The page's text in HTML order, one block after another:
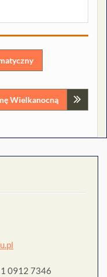
Wielkanocną
0912 7346